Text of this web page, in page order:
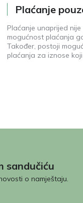
Plaćanje
Plaćanje unaprijed
mogućnost plaćanja
Također, postoji
plaćanja za iznose
sandučiću
o namještaju.